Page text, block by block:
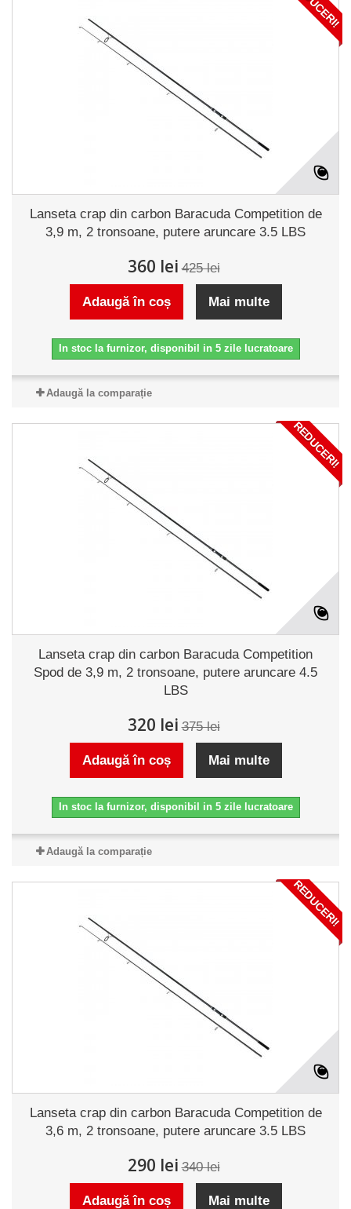
Lanseta crap din carbon Baracuda Competition de
3,9 m, 2 tronsoane, putere aruncare 3.5 LBS
360 lei 425 lei
Adaugă în coș Mai multe
In stoc la furnizor, disponibil in 5 zile lucratoare
Adaugă la comparație
REDUCERI!
Lanseta crap din carbon Baracuda Competition
Spod de 3,9 m, 2 tronsoane, putere aruncare 4.5
LBS
320 lei 375 lei
Adaugă în coș Mai multe
In stoc la furnizor, disponibil in 5 zile lucratoare
Adaugă la comparație
REDUCERI!
Lanseta crap din carbon Baracuda Competition de
3,6 m, 2 tronsoane, putere aruncare 3.5 LBS
290 lei 340 lei
Adaugă în coș Mai multe